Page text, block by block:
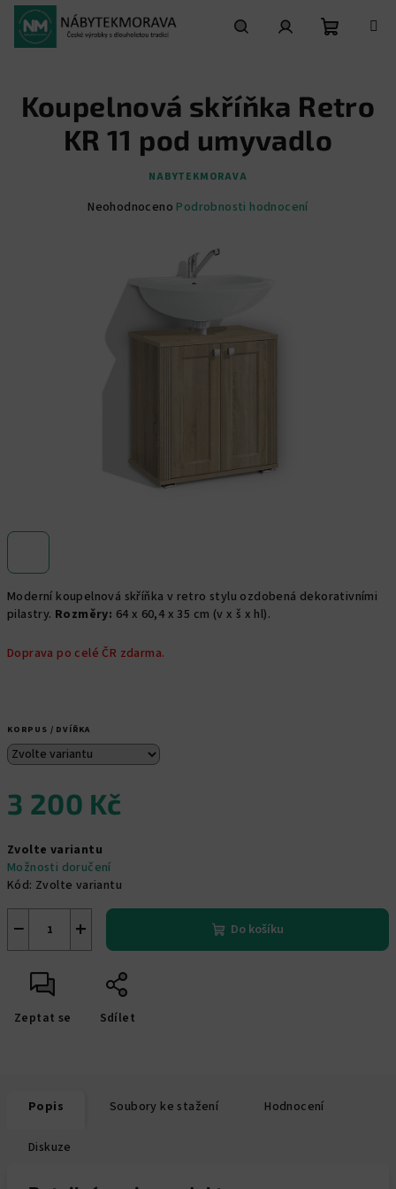
Přejít
obsah
košík
Moderní koupelnová skříňka v retro stylu ozdobená dekorativními
pilastry. Rozměry: 64 x 60,4 x 35 cm (v x š x hl).
Doprava po celé ČR zdarma.
KORPUS / DVÍŘKA
3 200 Kč
cena:
Zvolte variantu
Možnosti doručení
Kód: Zvolte variantu
+
− Do košíku
Zeptat se Sdílet
Koupelnová skříňka Retro
KR 11 pod umyvadlo
NABYTEKMORAVA
Průměrné
hvězdiček.
Neohodnoceno Podrobnosti hodnocení
Popis Soubory ke stažení Hodnocení
Diskuze